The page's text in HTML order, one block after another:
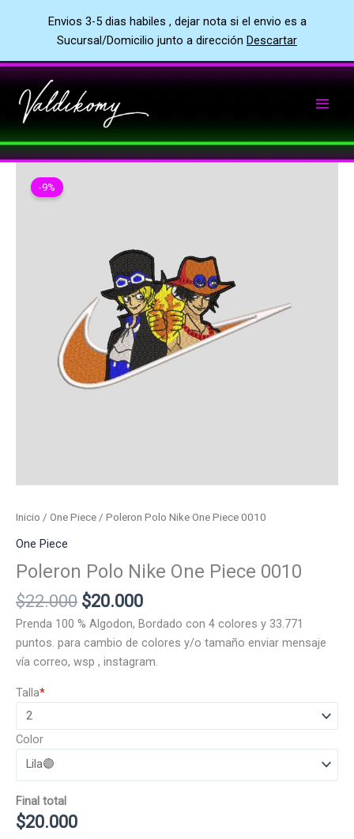
Envios 3-5 dias habiles , dejar nota si el envio es a
Sucursal/Domicilio junto a dirección Descartar
al
contenido
-9%
Inicio / One Piece / Poleron Polo Nike One Piece 0010
One Piece
Poleron Polo Nike One Piece 0010
$22.000 El
precio
original
era:
$20.000El
precio
actual
es:
Prenda 100 % Algodon, Bordado con 4 colores y 33.771
puntos. para cambio de colores y/o tamaño enviar mensaje
vía correo, wsp , instagram.
*
Talla
Color
Final total
$20.000